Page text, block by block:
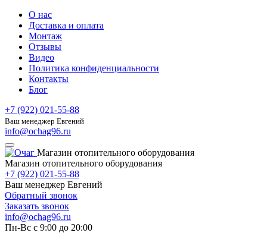
О нас
Доставка и оплата
Монтаж
Отзывы
Видео
Политика конфиденциальности
Контакты
Блог
+7 (922) 021-55-88
Ваш менеджер Евгений
info@ochag96.ru
Магазин отопительного оборудования
Магазин отопительного оборудования
+7 (922) 021-55-88
Ваш менеджер Евгений
Обратный звонок
Заказать звонок
info@ochag96.ru
Пн-Вс с 9:00 до 20:00